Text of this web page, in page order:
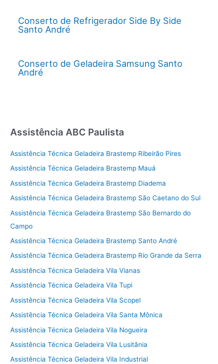
Conserto de Refrigerador Side By Side
Santo André
Conserto de Geladeira Samsung Santo
André
Assistência ABC Paulista
Assistência Técnica Geladeira Brastemp Ribeirão Pires
Assistência Técnica Geladeira Brastemp Mauá
Assistência Técnica Geladeira Brastemp Diadema
Assistência Técnica Geladeira Brastemp São Caetano do Sul
Assistência Técnica Geladeira Brastemp São Bernardo do
Campo
Assistência Técnica Geladeira Brastemp Santo André
Assistência Técnica Geladeira Brastemp Rio Grande da Serra
Assistência Técnica Geladeira Vila Vianas
Assistência Técnica Geladeira Vila Tupi
Assistência Técnica Geladeira Vila Scopel
Assistência Técnica Geladeira Vila Santa Mônica
Assistência Técnica Geladeira Vila Nogueira
Assistência Técnica Geladeira Vila Lusitânia
Assistência Técnica Geladeira Vila Industrial